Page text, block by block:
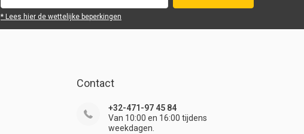
* Lees hier de wettelijke beperkingen
Contact
+32-471-97 45 84
Van 10:00 en 16:00 tijdens
weekdagen.